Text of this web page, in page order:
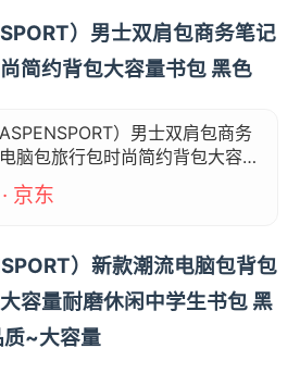
）男士双肩包商务笔记
简约背包大容量书包 黑色
）男士双肩包商务
脑包旅行包时尚简约背包大容量
京东
）新款潮流电脑包背包
容量耐磨休闲中学生书包 黑
~大容量